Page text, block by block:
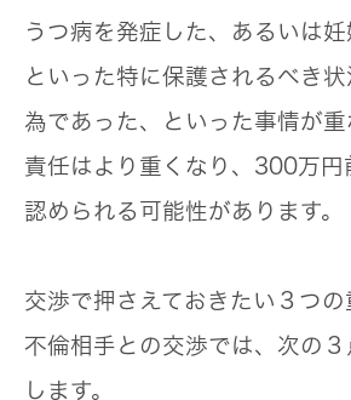
うつ病を発症した、あるいは
といった特に保護されるべき
為であった、といった事情が重
責任はより重くなり、300万円
認められる可能性があります。
交渉で押さえておきたい３つの
不倫相手との交渉では、次の
します。